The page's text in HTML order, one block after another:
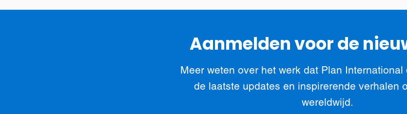
Aanmelden voor de
Meer weten over het werk dat Plan International
de laatste updates en inspirerende verhalen
wereldwijd.